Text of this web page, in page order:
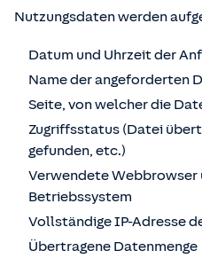
Nutzungsdaten werden
Datum und Uhrzeit der
Name der angeforderten
Seite, von welcher die
Zugriffsstatus (Datei
gefunden, etc.)
Verwendete Webbrowser
Betriebssystem
Vollständige IP-Adresse
Übertragene Datenmenge